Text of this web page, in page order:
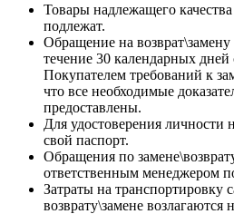
Товары надлежащего
подлежат.
Обращение на возврат\замену
течение 30 календарных
Покупателем требований к
что все необходимые
предоставлены.
Для удостоверения личности
свой паспорт.
Обращения по
ответственным менеджером
Затраты на транспортировку
возврату\замене возлагаются